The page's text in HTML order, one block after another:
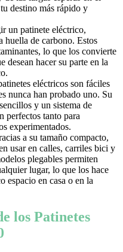
destino más rápido y
un patinete eléctrico,
huella de carbono. Estos
lo que los convierte
desean hacer su parte en la
eléctricos son fáciles
nunca han probado uno. Su
y un sistema de
perfectos tanto para
experimentados.
a su tamaño compacto,
usar en calles, carriles bici y
plegables permiten
lugar, lo que los hace
espacio en casa o en la
los Patinetes